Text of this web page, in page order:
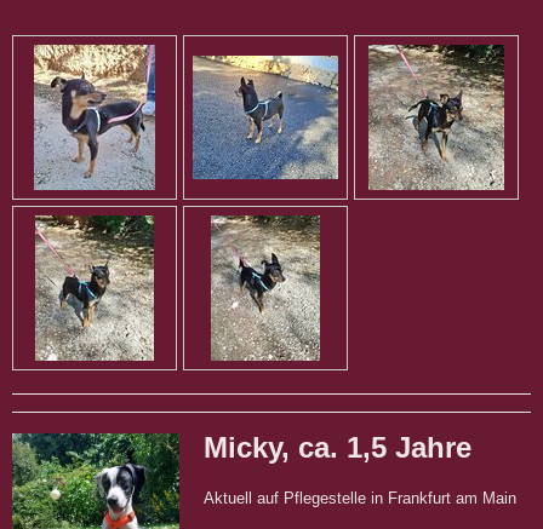
Micky, ca. 1,5 Jahre
Aktuell auf Pflegestelle in Frankfurt am Main